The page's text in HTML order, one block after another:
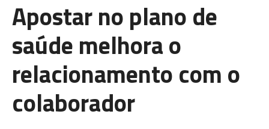
Apostar no plano de
saúde melhora o
relacionamento com o
colaborador